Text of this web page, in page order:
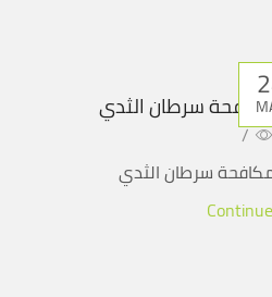
سرطان الثدي
/
سرطان الثدي